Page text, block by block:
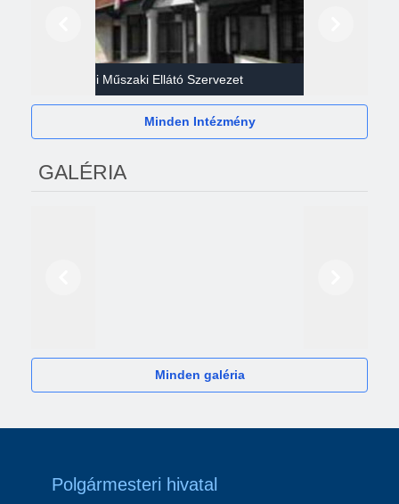
Gazdasági Műszaki Ellátó Szervezet
Minden Intézmény
GALÉRIA
Minden galéria
Polgármesteri hivatal